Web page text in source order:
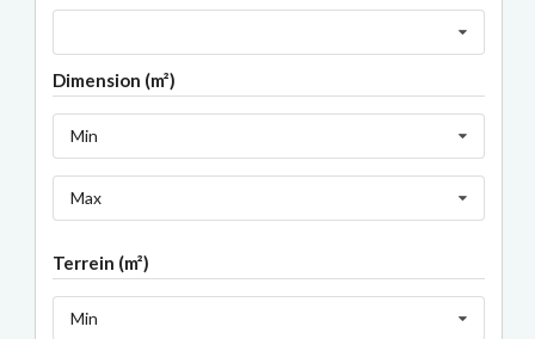
Dimension (m²)
Min
Max
Terrein (m²)
Min